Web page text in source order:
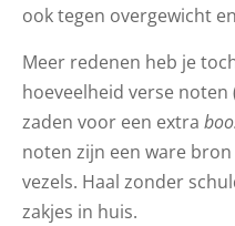
ook tegen overgewicht
Meer redenen heb je
hoeveelheid verse
zaden voor een extra
noten zijn een ware
vezels. Haal zonder
zakjes in huis.